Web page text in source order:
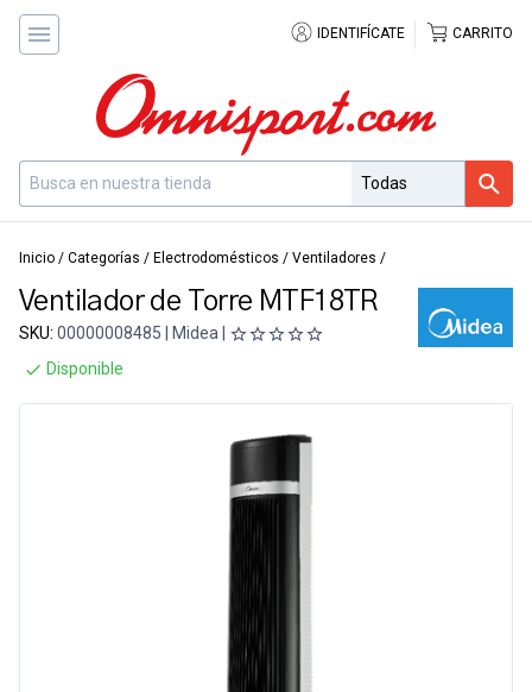
IDENTIFÍCATE CARRITO
Inicio / Categorías / Electrodomésticos / Ventiladores /
Ventilador de Torre MTF18TR
SKU: 00000008485 | Midea |
Disponible